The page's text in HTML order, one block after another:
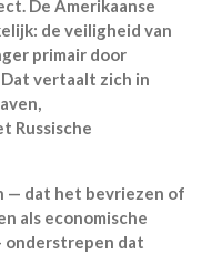
De Amerikaanse
de veiligheid van
primair door
vertaalt zich in
Russische
— dat het bevriezen of
als economische
onderstrepen dat